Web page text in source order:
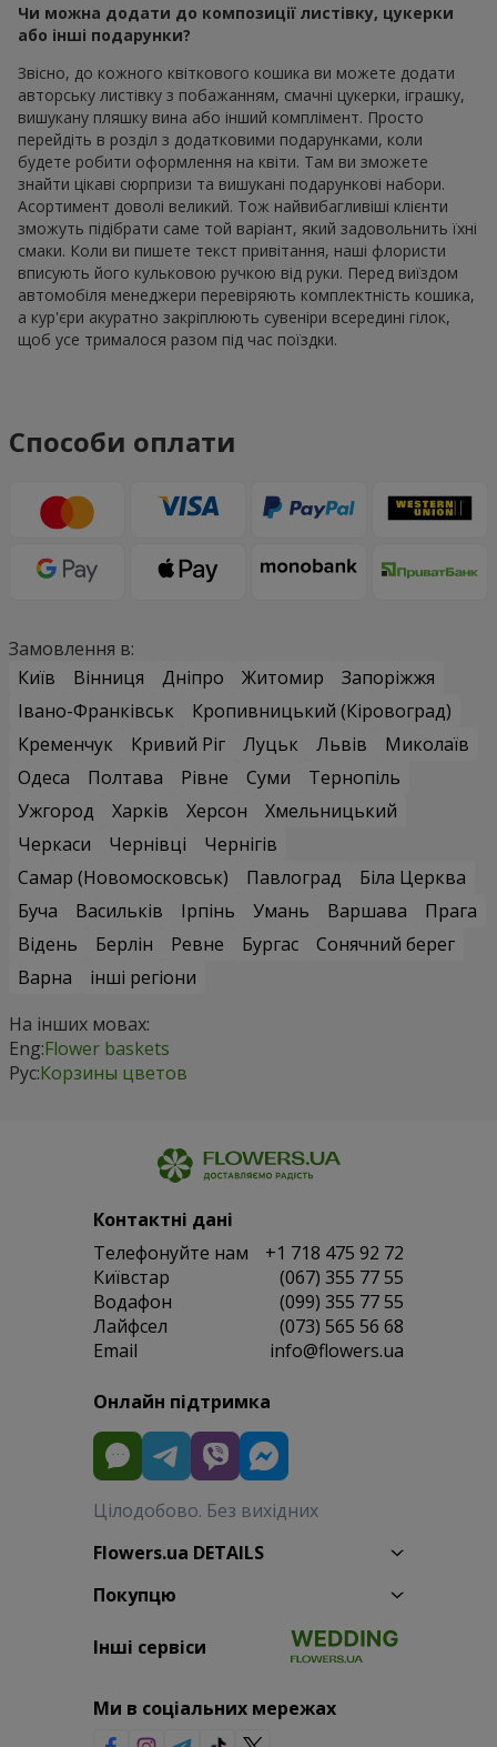
Чи можна додати до композиції листівку, цукерки
або інші подарунки?
Звісно, до кожного квіткового кошика ви можете додати
авторську листівку з побажанням, смачні цукерки, іграшку,
вишукану пляшку вина або інший комплімент. Просто
перейдіть в розділ з додатковими подарунками, коли
будете робити оформлення на квіти. Там ви зможете
знайти цікаві сюрпризи та вишукані подарункові набори.
Асортимент доволі великий. Тож найвибагливіші клієнти
зможуть підібрати саме той варіант, який задовольнить їхні
смаки. Коли ви пишете текст привітання, наші флористи
вписують його кульковою ручкою від руки. Перед виїздом
автомобіля менеджери перевіряють комплектність кошика,
а кур'єри акуратно закріплюють сувеніри всередині гілок,
щоб усе трималося разом під час поїздки.
Способи оплати
Замовлення в:
Київ
Вінниця Дніпро Житомир
Запоріжжя
Івано-Франківськ
Кропивницький (Кіровоград)
Кременчук
Кривий Ріг Луцьк Львів
Миколаїв
Одеса
Полтава Рівне Суми
Тернопіль
Ужгород
Харків Херсон
Хмельницький
Черкаси
Чернівці
Чернігів
Самар (Новомосковськ)
Павлоград
Біла Церква
Буча
Васильків Ірпінь Умань Варшава
Прага
Відень
Берлін Ревне Бургас
Сонячний берег
Варна
інші регіони
На інших мовах:
Eng:Flower baskets
Рус:Корзины цветов
Контактні дані
Телефонуйте нам
+1 718 475 92 72
Київстар
(067) 355 77 55
Водафон
(099) 355 77 55
Лайфсел
(073) 565 56 68
Email
info@flowers.ua
Онлайн підтримка
Цілодобово. Без вихідних
Flowers.ua DETAILS
Покупцю
Інші сервіси
Ми в соціальних мережах